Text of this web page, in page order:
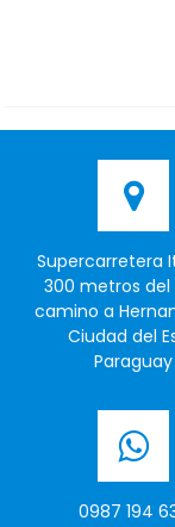
Supercarretera
300 metros del
camino a
Ciudad del
Paraguay
0987 194